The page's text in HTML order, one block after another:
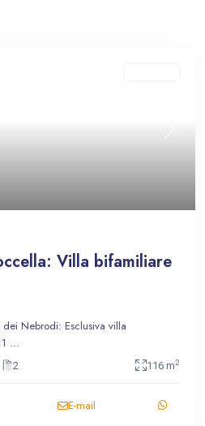
Villa bifamiliare
Nebrodi: Esclusiva villa
...
2 116 m2
E-mail